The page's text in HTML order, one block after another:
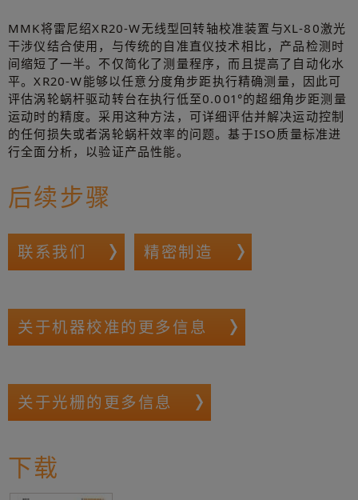
MMK将雷尼绍XR20-W无线型回转轴校准装置与XL-80激光
干涉仪结合使用，与传统的自准直仪技术相比，产品检测时
间缩短了一半。不仅简化了测量程序，而且提高了自动化水
平。XR20-W能够以任意分度角步距执行精确测量，因此可
评估涡轮蜗杆驱动转台在执行低至0.001°的超细角步距测量
运动时的精度。采用这种方法，可详细评估并解决运动控制
的任何损失或者涡轮蜗杆效率的问题。基于ISO质量标准进
行全面分析，以验证产品性能。
后续步骤
联系我们 精密制造
关于机器校准的更多信息
关于光栅的更多信息
下载